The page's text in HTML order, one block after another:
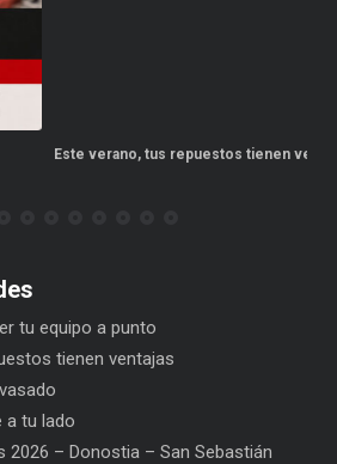
tienen ventajas
tu equipo a punto
tienen ventajas
a tu lado
2026 – Donostia – San Sebastián